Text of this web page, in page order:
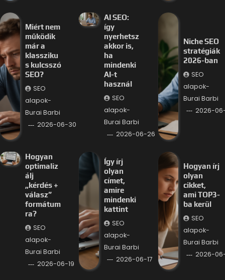
Miért nem
működik
már a
klassziku
s kulcsszó
SEO?
SEO
alapok-
Burai Barbi
2026-06-30
AI SEO:
így
nyerhetsz
akkor is,
ha
mindenki
AI-t
használ
SEO
alapok-
Burai Barbi
2026-06-26
Niche SEO
stratégiák
2026-ban
SEO
alapok-
Burai Barbi
2026-
Hogyan
optimaliz
álj
„kérdés +
válasz”
formátum
ra?
SEO
alapok-
Burai Barbi
2026-06-19
Így írj
olyan
címet,
amire
mindenki
kattint
SEO
alapok-
Burai Barbi
2026-06-17
Hogyan írj
olyan
cikket,
ami TOP3-
ba kerül
SEO
alapok-
Burai Barbi
2026-06-